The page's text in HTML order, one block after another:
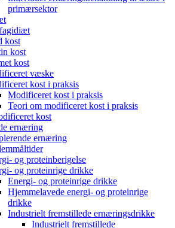
primærsektor
kost
kost
kost
væske
kost i praksis
Modificeret kost i praksis
Teori om modificeret kost i praksis
kost
ernæring
ernæring
og proteinberigelse
og proteinrige drikke
Energi- og proteinrige drikke
Hjemmelavede energi- og proteinrige
drikke
Industrielt fremstillede ernæringsdrikke
Industrielt fremstillede